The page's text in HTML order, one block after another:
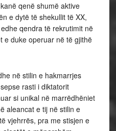
qenë shumë aktive
e dytë të shekullit të XX,
qendra të rekrutimit në
e duke operuar në të gjithë
në stilin e hakmarrjes
rasti i diktatorit
si unikal në marrëdhëniet
aleancat e tij në stilin e
vjehrrës, pra me stisjen e